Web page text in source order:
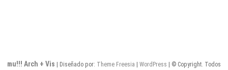
mu!!! Arch + Vis | Diseñado por: Theme Freesia | WordPress | © Copyright. Todos